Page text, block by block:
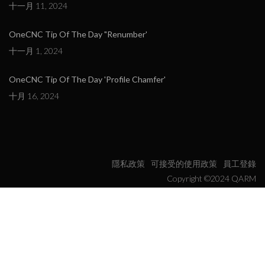
十一月 11, 2024
OneCNC Tip Of The Day "Renumber'
十一月 1, 2024
OneCNC Tip Of The Day 'Profile Chamfer'
十月 16, 2024
隱私政策 可接受的使用政策
員工登錄
Copyright ©2024 QARM